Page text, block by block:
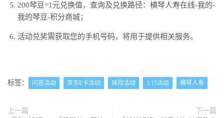
200琴豆=1元兑换值，查询及兑换路径：横琴人寿在线-我的-
我的琴豆-积分商城；
活动兑奖需获取您的手机号码，将用于提供相关服务。
标签： 问答活动 京东E卡活动 保险活动 3.15活动 横琴人寿
上一篇
下一篇